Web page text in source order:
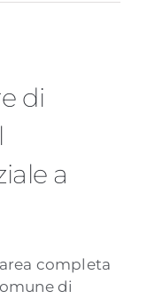
di Reno
di
a
completa
di